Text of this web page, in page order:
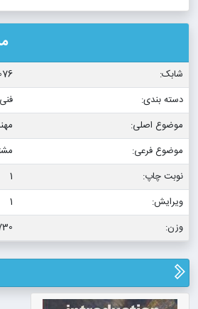
شابک:
دسته بندی:
موضوع اصلی:
موضوع فرعی:
نوبت چاپ:
1
ویرایش:
1
وزن:
730